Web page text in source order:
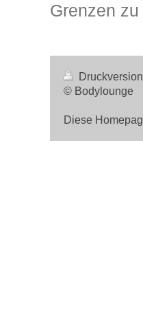
Grenzen
Druckversion
© Bodylounge
Diese